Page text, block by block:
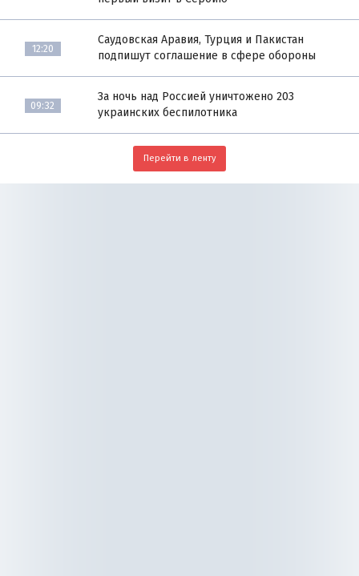
12:20
Саудовская Аравия, Турция и Пакистан
подпишут соглашение в сфере обороны
09:32
За ночь над Россией уничтожено 203
украинских беспилотника
Перейти в ленту